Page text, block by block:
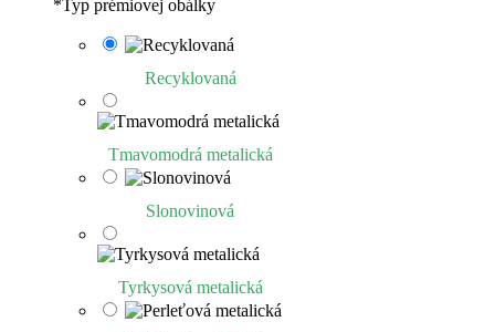
*Typ prémiovej obálky
Recyklovaná
Tmavomodrá metalická
Slonovinová
Tyrkysová metalická